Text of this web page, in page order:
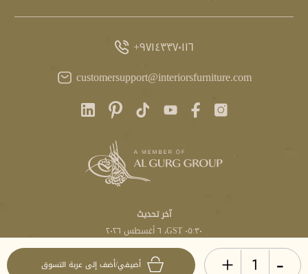
-
+ أضيفي/أضف إلى عربة التسوق
٩٧١٤٣٣٧٠١١٦+
customersupport@interiorsfurniture.com
آخر تحديث
٠٥:٣٠ GST، ٦ أغسطس ٢٠٢٦